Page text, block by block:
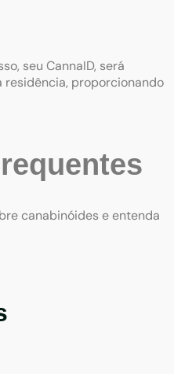
seu CannaID, será
proporcionando
canabinóides e entenda